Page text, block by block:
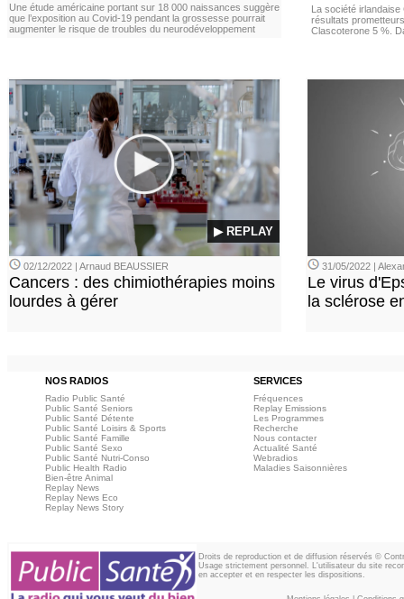
Une étude américaine portant sur 18 000 naissances suggère
que l’exposition au Covid‑19 pendant la grossesse pourrait
augmenter le risque de troubles du neurodéveloppement
La société
résultats
Clascoterone 5 %.
▶ REPLAY
02/12/2022 | Arnaud BEAUSSIER
Cancers : des chimiothérapies moins
lourdes à gérer
31/05/2022 |
Le virus
la sclérose
NOS RADIOS SERVICES
Radio Public Santé
Public Santé Seniors
Public Santé Détente
Public Santé Loisirs & Sports
Public Santé Famille
Public Santé Sexo
Public Santé Nutri-Conso
Public Health Radio
Bien-être Animal
Replay News
Replay News Eco
Replay News Story
Fréquences
Replay Emissions
Les Programmes
Recherche
Nous contacter
Actualité Santé
Webradios
Maladies Saisonnières
Droits de reproduction et de diffusion réservés ©
Usage strictement personnel. L'utilisateur du site
en accepter et en respecter les dispositions.